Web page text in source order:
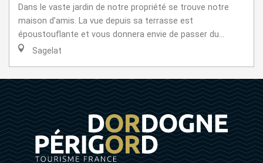
Dans le vaste jardin de notre propriété se trouve notre
maison d’amis. La vue depuis sa terrasse est
époustouflante et vous donnera envie de passer du...
Sagelat